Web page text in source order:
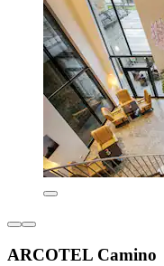
ARCOTEL Camino